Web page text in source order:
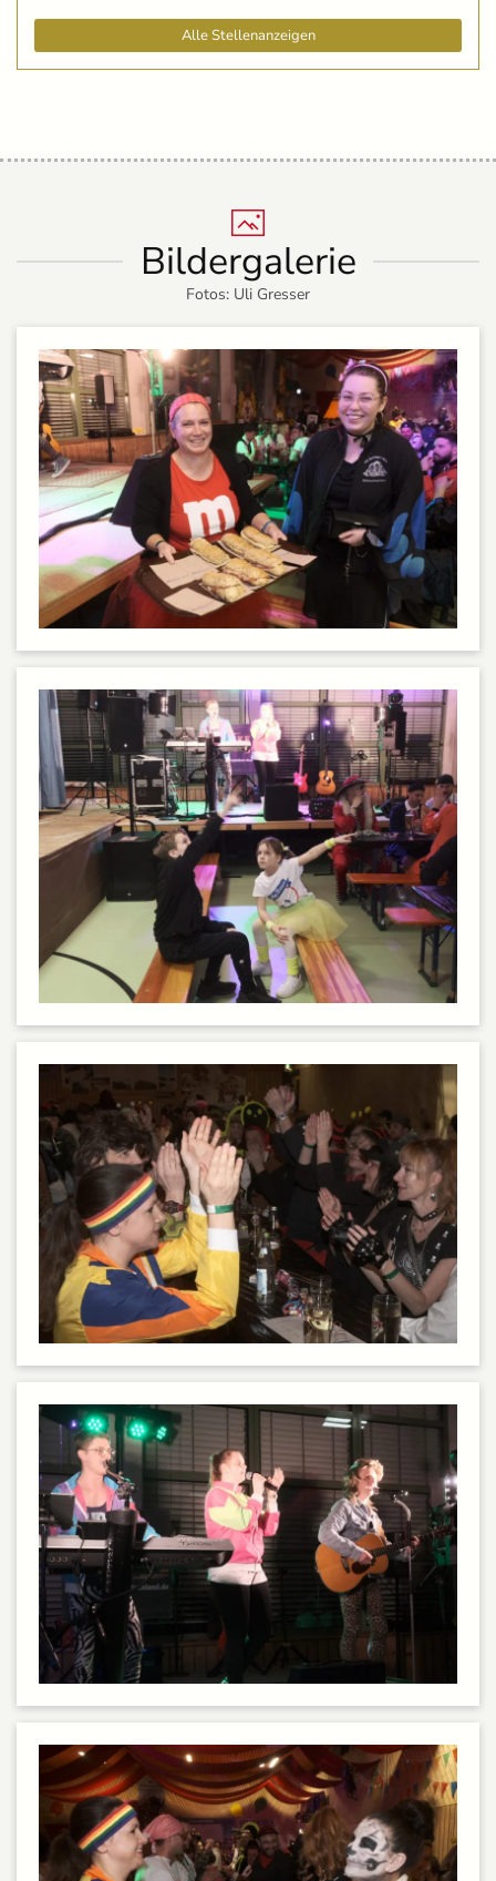
Alle Stellenanzeigen
Bildergalerie
Fotos: Uli Gresser